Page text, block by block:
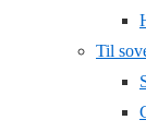
Til